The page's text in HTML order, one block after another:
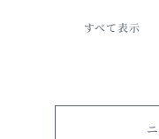
すべて表示